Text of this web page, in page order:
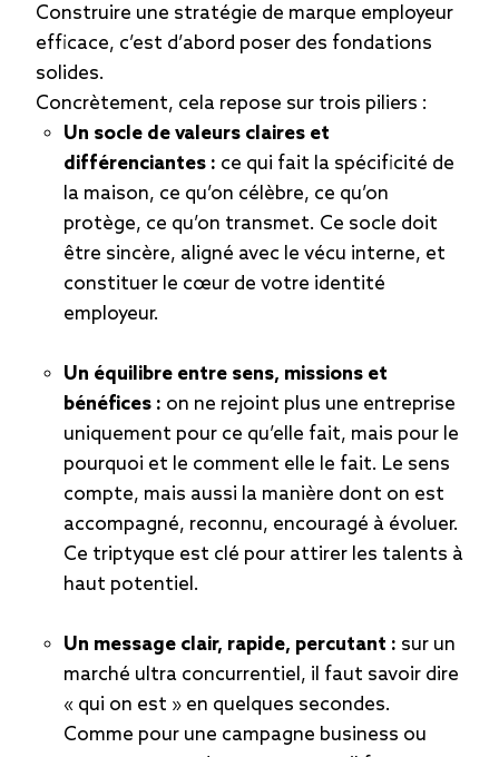
Construire une stratégie de marque employeur
efficace, c’est d’abord poser des fondations
solides.
Concrètement, cela repose sur trois piliers :
Un socle de valeurs claires et
différenciantes : ce qui fait la spécificité de
la maison, ce qu’on célèbre, ce qu’on
protège, ce qu’on transmet. Ce socle doit
être sincère, aligné avec le vécu interne, et
constituer le cœur de votre identité
employeur.
Un équilibre entre sens, missions et
bénéfices : on ne rejoint plus une entreprise
uniquement pour ce qu’elle fait, mais pour le
pourquoi et le comment elle le fait. Le sens
compte, mais aussi la manière dont on est
accompagné, reconnu, encouragé à évoluer.
Ce triptyque est clé pour attirer les talents à
haut potentiel.
Un message clair, rapide, percutant : sur un
marché ultra concurrentiel, il faut savoir dire
« qui on est » en quelques secondes.
Comme pour une campagne business ou